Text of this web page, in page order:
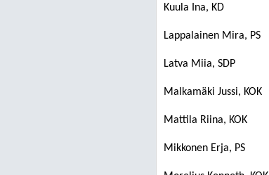
Kuula Ina, KD
Lappalainen Mira, PS
Latva Miia, SDP
Malkamäki Jussi, KOK
Mattila Riina, KOK
Mikkonen Erja, PS